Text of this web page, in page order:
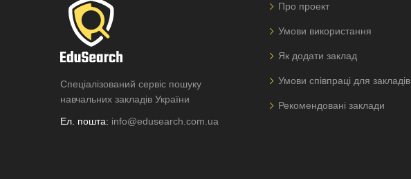
Спеціалізований сервіс пошуку
навчальних закладів України
Ел. пошта: info@edusearch.com.ua
Про проект
Умови використання
Як додати заклад
Умови співпраці для закладів
Рекомендовані заклади